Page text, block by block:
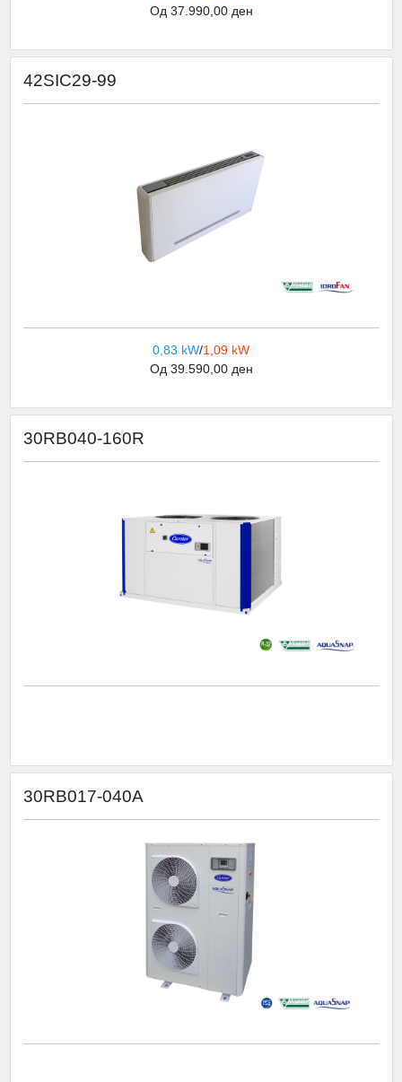
Од 37.990,00 ден
42SIC29-99
0,83 kW/1,09 kW
Од 39.590,00 ден
30RB040-160R
30RB017-040A